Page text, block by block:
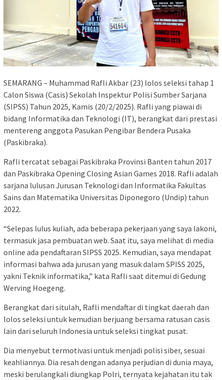
SEMARANG – Muhammad Rafli Akbar (23) lolos seleksi tahap 1
Calon Siswa (Casis) Sekolah Inspektur Polisi Sumber Sarjana
(SIPSS) Tahun 2025, Kamis (20/2/2025). Rafli yang piawai di
bidang Informatika dan Teknologi (IT), berangkat dari prestasi
mentereng anggota Pasukan Pengibar Bendera Pusaka
(Paskibraka).
Rafli tercatat sebagai Paskibraka Provinsi Banten tahun 2017
dan Paskibraka Opening Closing Asian Games 2018. Rafli adalah
sarjana lulusan Jurusan Teknologi dan Informatika Fakultas
Sains dan Matematika Universitas Diponegoro (Undip) tahun
2022.
“Selepas lulus kuliah, ada beberapa pekerjaan yang saya lakoni,
termasuk jasa pembuatan web. Saat itu, saya melihat di media
online ada pendaftaran SIPSS 2025. Kemudian, saya mendapat
informasi bahwa ada jurusan yang masuk dalam SPISS 2025,
yakni Teknik informatika,” kata Rafli saat ditemui di Gedung
Werving Hoegeng.
Berangkat dari situlah, Rafli mendaftar di tingkat daerah dan
lolos seleksi untuk kemudian berjuang bersama ratusan casis
lain dari seluruh Indonesia untuk seleksi tingkat pusat.
Dia menyebut termotivasi untuk menjadi polisi siber, sesuai
keahliannya. Dia resah dengan adanya perjudian di dunia maya,
meski berulangkali diungkap Polri, ternyata kejahatan itu tak